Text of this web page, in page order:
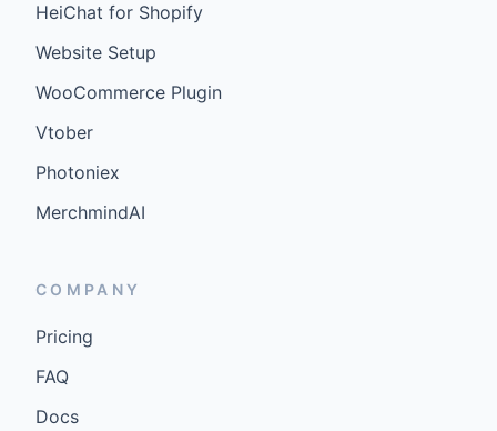
HeiChat for Shopify
Website Setup
WooCommerce Plugin
Vtober
Photoniex
MerchmindAI
COMPANY
Pricing
FAQ
Docs